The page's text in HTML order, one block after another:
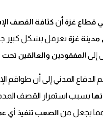
قطاع غزة أن كثافة القصف
غزة تعرقل بشكل كبير
إلى المفقودين والعالقين تحت
المدني إلى أن طواقم
بسبب استمرار القصف
مما يجعل من الصعب تنفيذ أي